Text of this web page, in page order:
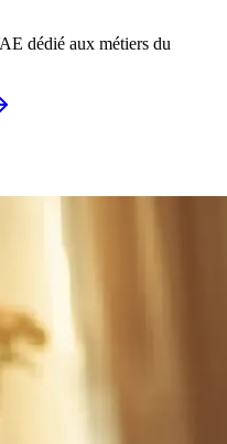
dédié aux métiers du